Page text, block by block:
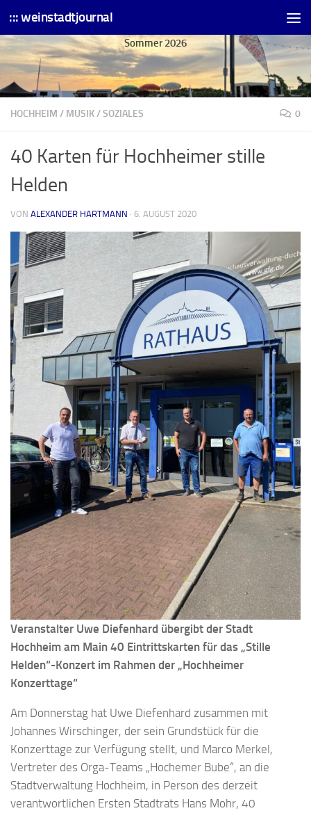
Skip to content
::: weinstadtjournal
Sommer 2026
HOCHHEIM / MUSIK/SOZIALES 0
40 Karten für Hochheimer stille
Helden
VON ALEXANDER HARTMANN · 6. AUGUST 2020
Veranstalter Uwe Diefenhard übergibt der Stadt
Hochheim am Main 40 Eintrittskarten für das „Stille
Helden“-Konzert im Rahmen der „Hochheimer
Konzerttage“
Am Donnerstag hat Uwe Diefenhard zusammen mit
Johannes Wirschinger, der sein Grundstück für die
Konzerttage zur Verfügung stellt, und Marco Merkel,
Vertreter des Orga-Teams „Hochemer Bube“, an die
Stadtverwaltung Hochheim, in Person des derzeit
verantwortlichen Ersten Stadtrats Hans Mohr, 40